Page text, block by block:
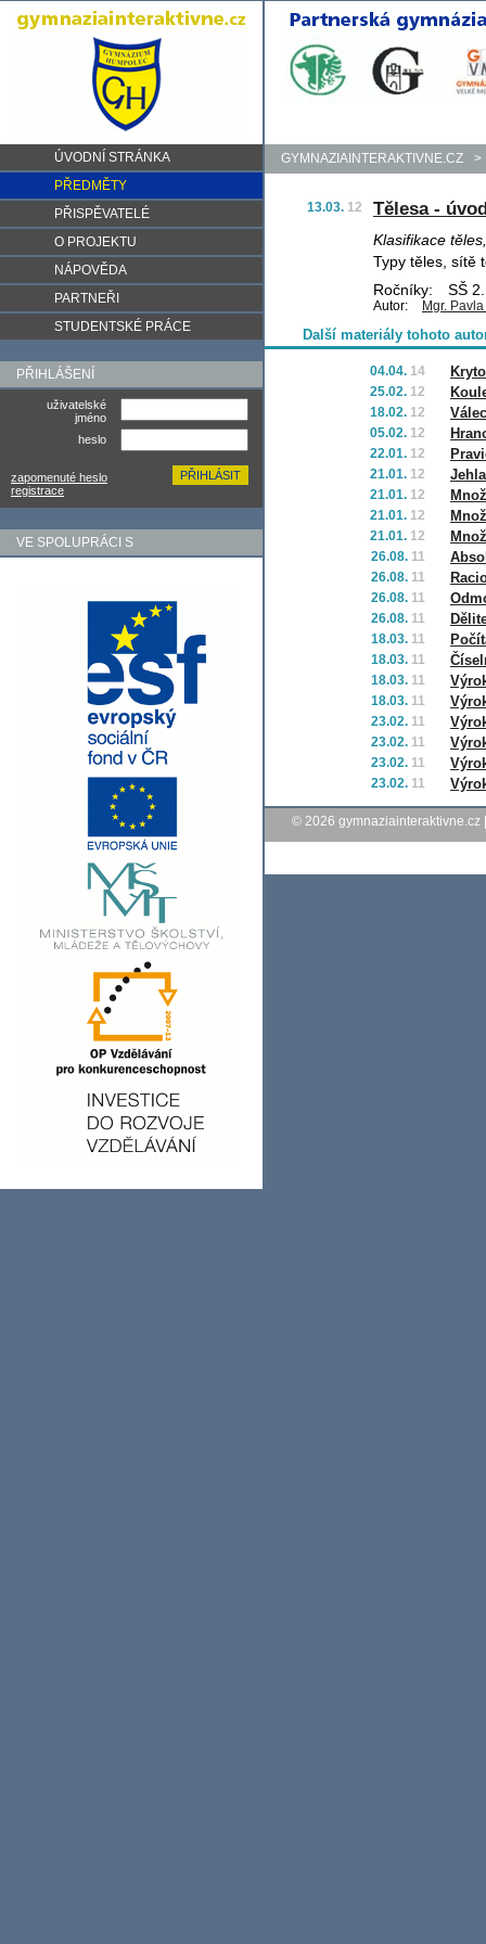
ÚVODNÍ STRÁNKA
PŘEDMĚTY
PŘISPĚVATELÉ
O PROJEKTU
NÁPOVĚDA
PARTNEŘI
STUDENTSKÉ PRÁCE
PŘIHLÁŠENÍ
uživatelské
jméno
heslo
zapomenuté heslo
registrace
VE SPOLUPRÁCI S
GYMNAZIAINTERAKTIVNE.CZ >
13.03. 12 Tělesa -
Klasifikace
Typy těles, sítě
Ročníky:
SŠ
Autor: Mgr.
Další materiály tohoto
04.04. 14
25.02. 12
18.02. 12
05.02. 12
22.01. 12
21.01. 12
21.01. 12
21.01. 12
21.01. 12
26.08. 11
26.08. 11
26.08. 11
26.08. 11
18.03. 11
18.03. 11
18.03. 11
18.03. 11
23.02. 11
23.02. 11
23.02. 11
23.02. 11
© 2026 gymnaziainteraktivne.cz